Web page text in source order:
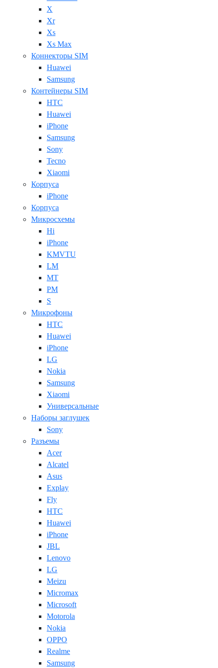
X
Xr
Xs
Xs Max
Коннекторы SIM
Huawei
Samsung
Контейнеры SIM
HTC
Huawei
iPhone
Samsung
Sony
Tecno
Xiaomi
Корпуса
iPhone
Корпуса
Микросхемы
Hi
iPhone
KMVTU
LM
MT
PM
S
Микрофоны
HTC
Huawei
iPhone
LG
Nokia
Samsung
Xiaomi
Универсальные
Наборы заглушек
Sony
Разъемы
Acer
Alcatel
Asus
Explay
Fly
HTC
Huawei
iPhone
JBL
Lenovo
LG
Meizu
Micromax
Microsoft
Motorola
Nokia
OPPO
Realme
Samsung